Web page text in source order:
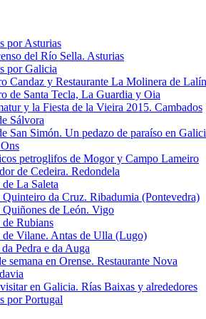
por Asturias
del Río Sella. Asturias
por Galicia
Candaz y Restaurante La Molinera de Lalín
de Santa Tecla, La Guardia y Oia
y la Fiesta de la Vieira 2015. Cambados
Sálvora
San Simón. Un pedazo de paraíso en
petroglifos de Mogor y Campo Lameiro
de Cedeira. Redondela
de La Saleta
Quinteiro da Cruz. Ribadumia (Pontevedra)
Quiñones de León. Vigo
de Rubians
de Vilane. Antas de Ulla (Lugo)
Pedra e da Auga
semana en Orense. Restaurante Nova
en Galicia. Rías Baixas y alrededores
por Portugal